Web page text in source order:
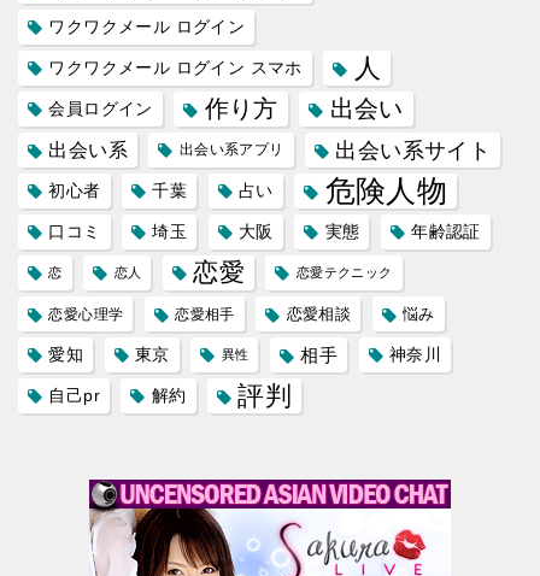
ワクワクメール ログイン
ワクワクメール ログイン スマホ 人
会員ログイン 作り方 出会い
出会い系 出会い系アプリ 出会い系サイト
初心者 千葉 占い 危険人物
口コミ 埼玉 大阪 実態 年齢認証
恋 恋人 恋愛 恋愛テクニック
恋愛心理学 恋愛相手 恋愛相談 悩み
愛知 東京 異性 相手 神奈川
自己pr 解約 評判